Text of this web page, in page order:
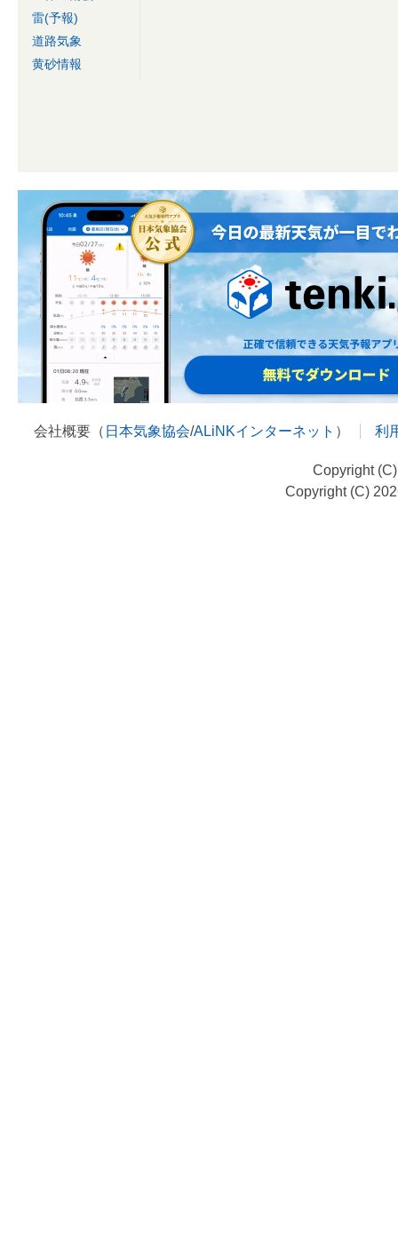
雷(予報)
道路気象
黄砂情報
会社概要（ 日本気象協会/ALiNKインターネット ） 利
Copyright
Copyright (C)